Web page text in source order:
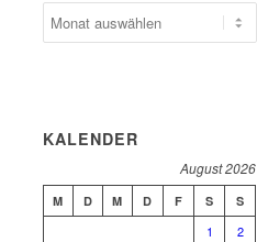
KALENDER
August 2026
M D M D F S S
1
2